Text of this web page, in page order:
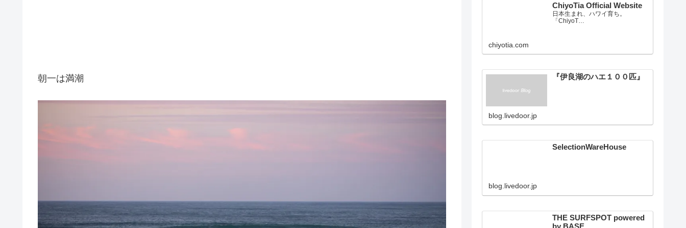
朝一は満潮
ChiyoTia Official Website
日本生まれ、ハワイ育ち。
「ChiyoT…
chiyotia.com
『伊良湖のハエ１００匹』
blog.livedoor.jp
SelectionWareHouse
blog.livedoor.jp
THE SURFSPOT powered